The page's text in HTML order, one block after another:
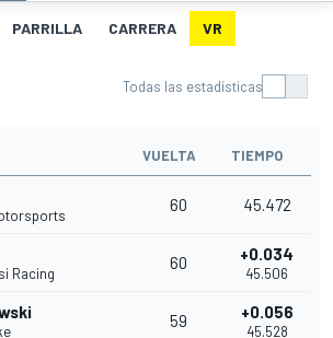
PARRILLA CARRERA VR
Todas las estadísticas
VUELTA TIEMPO
60 45.472
Racing
60 +0.034
45.506
59 +0.056
45.528